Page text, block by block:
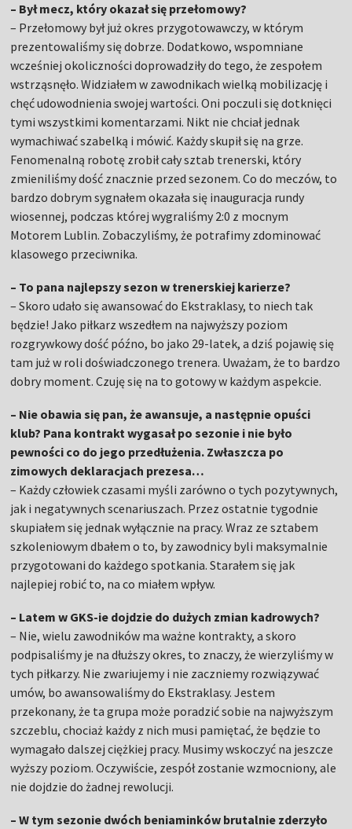
– Był mecz, który okazał się przełomowy?
– Przełomowy był już okres przygotowawczy, w którym
prezentowaliśmy się dobrze. Dodatkowo, wspomniane
wcześniej okoliczności doprowadziły do tego, że zespołem
wstrząsnęło. Widziałem w zawodnikach wielką mobilizację i
chęć udowodnienia swojej wartości. Oni poczuli się dotknięci
tymi wszystkimi komentarzami. Nikt nie chciał jednak
wymachiwać szabelką i mówić. Każdy skupił się na grze.
Fenomenalną robotę zrobił cały sztab trenerski, który
zmieniliśmy dość znacznie przed sezonem. Co do meczów, to
bardzo dobrym sygnałem okazała się inauguracja rundy
wiosennej, podczas której wygraliśmy 2:0 z mocnym
Motorem Lublin. Zobaczyliśmy, że potrafimy zdominować
klasowego przeciwnika.
– To pana najlepszy sezon w trenerskiej karierze?
– Skoro udało się awansować do Ekstraklasy, to niech tak
będzie! Jako piłkarz wszedłem na najwyższy poziom
rozgrywkowy dość późno, bo jako 29-latek, a dziś pojawię się
tam już w roli doświadczonego trenera. Uważam, że to bardzo
dobry moment. Czuję się na to gotowy w każdym aspekcie.
– Nie obawia się pan, że awansuje, a następnie opuści
klub? Pana kontrakt wygasał po sezonie i nie było
pewności co do jego przedłużenia. Zwłaszcza po
zimowych deklaracjach prezesa…
– Każdy człowiek czasami myśli zarówno o tych pozytywnych,
jak i negatywnych scenariuszach. Przez ostatnie tygodnie
skupiałem się jednak wyłącznie na pracy. Wraz ze sztabem
szkoleniowym dbałem o to, by zawodnicy byli maksymalnie
przygotowani do każdego spotkania. Starałem się jak
najlepiej robić to, na co miałem wpływ.
– Latem w GKS-ie dojdzie do dużych zmian kadrowych?
– Nie, wielu zawodników ma ważne kontrakty, a skoro
podpisaliśmy je na dłuższy okres, to znaczy, że wierzyliśmy w
tych piłkarzy. Nie zwariujemy i nie zaczniemy rozwiązywać
umów, bo awansowaliśmy do Ekstraklasy. Jestem
przekonany, że ta grupa może poradzić sobie na najwyższym
szczeblu, chociaż każdy z nich musi pamiętać, że będzie to
wymagało dalszej ciężkiej pracy. Musimy wskoczyć na jeszcze
wyższy poziom. Oczywiście, zespół zostanie wzmocniony, ale
nie dojdzie do żadnej rewolucji.
– W tym sezonie dwóch beniaminków brutalnie zderzyło